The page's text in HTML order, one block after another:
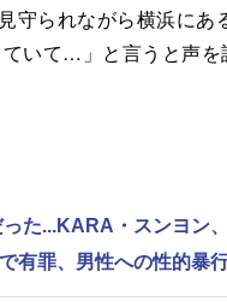
られながら横浜に
いて…」と言うと声を
た...KARA・スンヨン
有罪、男性への性的暴